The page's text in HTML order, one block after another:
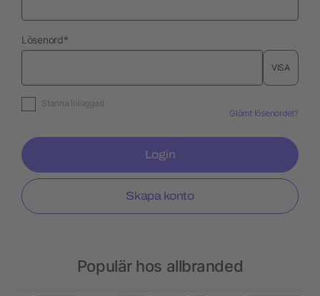
Lösenordnödvändig
*
VISA
Stanna inloggad
Glömt lösenordet?
Login
Skapa konto
Populär hos allbranded